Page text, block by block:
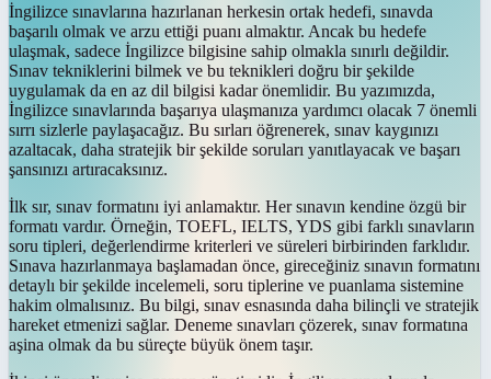
İngilizce sınavlarına hazırlanan herkesin ortak hedefi, sınavda
başarılı olmak ve arzu ettiği puanı almaktır. Ancak bu hedefe
ulaşmak, sadece İngilizce bilgisine sahip olmakla sınırlı değildir.
Sınav tekniklerini bilmek ve bu teknikleri doğru bir şekilde
uygulamak da en az dil bilgisi kadar önemlidir. Bu yazımızda,
İngilizce sınavlarında başarıya ulaşmanıza yardımcı olacak 7 önemli
sırrı sizlerle paylaşacağız. Bu sırları öğrenerek, sınav kaygınızı
azaltacak, daha stratejik bir şekilde soruları yanıtlayacak ve başarı
şansınızı artıracaksınız.
İlk sır, sınav formatını iyi anlamaktır. Her sınavın kendine özgü bir
formatı vardır. Örneğin, TOEFL, IELTS, YDS gibi farklı sınavların
soru tipleri, değerlendirme kriterleri ve süreleri birbirinden farklıdır.
Sınava hazırlanmaya başlamadan önce, gireceğiniz sınavın formatını
detaylı bir şekilde incelemeli, soru tiplerine ve puanlama sistemine
hakim olmalısınız. Bu bilgi, sınav esnasında daha bilinçli ve stratejik
hareket etmenizi sağlar. Deneme sınavları çözerek, sınav formatına
aşina olmak da bu süreçte büyük önem taşır.